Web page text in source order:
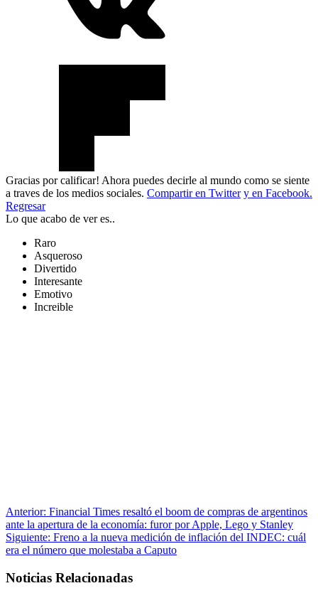
Gracias por calificar! Ahora puedes decirle al mundo como se siente
a traves de los medios sociales. Compartir en Twitter y en Facebook.
Regresar
Lo que acabo de ver es..
Raro
Asqueroso
Divertido
Interesante
Emotivo
Increible
Anterior: Financial Times resaltó el boom de compras de argentinos
ante la apertura de la economía: furor por Apple, Lego y Stanley
Siguiente: Freno a la nueva medición de inflación del INDEC: cuál
era el número que molestaba a Caputo
Noticias Relacionadas